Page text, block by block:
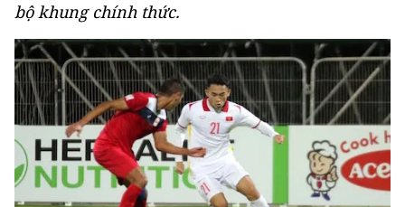
bộ khung chính thức.